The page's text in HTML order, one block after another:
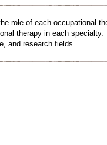
role of each occupational
therapy in each specialty.
and research fields.